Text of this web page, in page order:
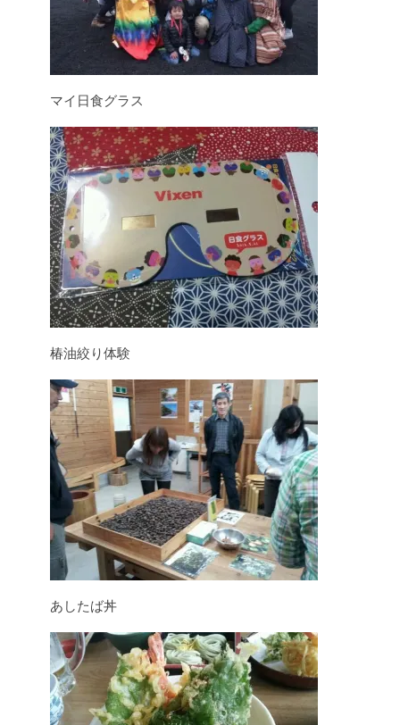
マイ日食グラス
椿油絞り体験
あしたば丼